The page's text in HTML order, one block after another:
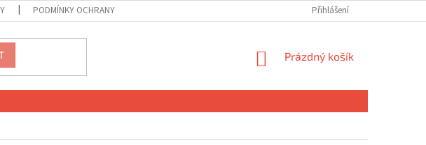
PODMÍNKY OCHRANY OSOBNÍCH ÚDAJŮ Přihlášení
NÁKUPNÍ
Prázdný košík